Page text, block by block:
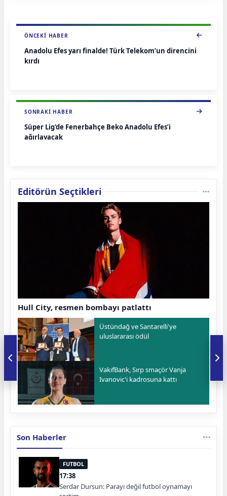
ÖNCEKI HABER
Anadolu Efes yarı finalde! Türk Telekom’un direncini
kırdı
SONRAKI HABER
Süper Lig'de Fenerbahçe Beko Anadolu Efes’i
ağırlayacak
Editörün Seçtikleri
Hull City, resmen bombayı patlattı
Üstündağ ve Santarelli'ye
uluslararası ödül
VakıfBank, Sırp smaçör Vanja
Ivanovic'i kadrosuna kattı
Son Haberler
FUTBOL
17:38
Serdar Dursun: Parayı değil futbol oynamayı